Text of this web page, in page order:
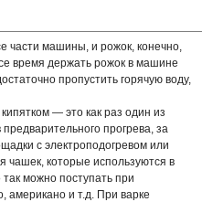
части машины, и рожок, конечно,
время держать рожок в машине
пропустить горячую воду,
— это как раз один из
прогрева, за
с электроподогревом или
чашек, которые используются в
можно поступать при
американо и т.д. При варке